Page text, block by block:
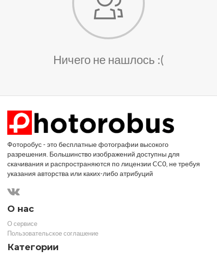
Ничего не нашлось :(
Фоторобус - это бесплатные фотографии высокого
разрешения. Большинство изображений доступны для
скачивания и распространяются по лицензии CC0, не требуя
указания авторства или каких-либо атрибуций
О нас
О сервисе
Пользовательское соглашение
Категории